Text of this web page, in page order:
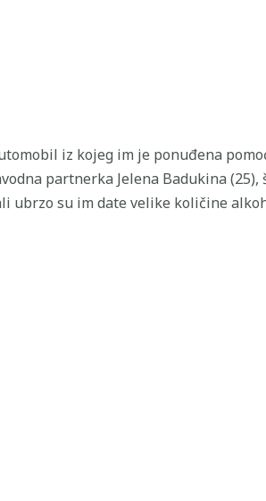
iz kojeg im je ponuđena
partnerka Jelena Badukina
ubrzo su im date velike količine